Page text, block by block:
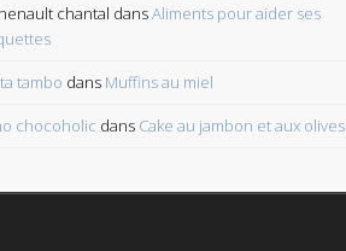
chantal dansAliments pour aider ses
tambo dans Muffins au miel
chocoholic dans Cake au jambon et aux olives